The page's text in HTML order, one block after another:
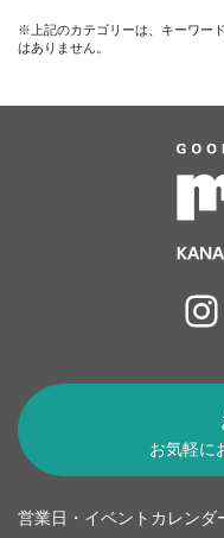
※上記のカテゴリーは、キーワー
はありません。
お気軽に
営業日・イベントカレンダ